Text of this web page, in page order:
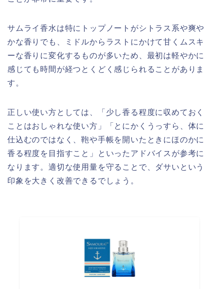
サムライ香水は特にトップノートがシトラス系や爽や
かな香りでも、ミドルからラストにかけて甘くムスキ
ーな香りに変化するものが多いため、最初は軽やかに
感じても時間が経つとくどく感じられることがありま
す。
正しい使い方としては、「少し香る程度に収めておく
ことはおしゃれな使い方」「とにかくうっすら、体に
仕込むのではなく、鞄や手帳を開いたときにほのかに
香る程度を目指すこと」といったアドバイスが参考に
なります。適切な使用量を守ることで、ダサいという
印象を大きく改善できるでしょう。